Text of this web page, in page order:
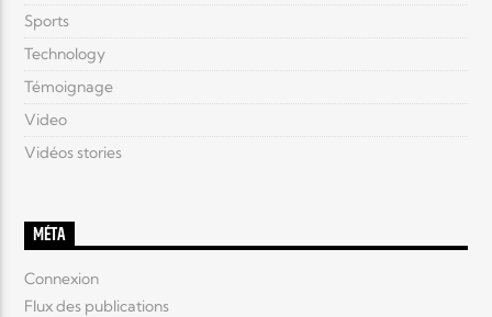
Sports
Technology
Témoignage
Video
Vidéos stories
MÉTA
Connexion
Flux des publications